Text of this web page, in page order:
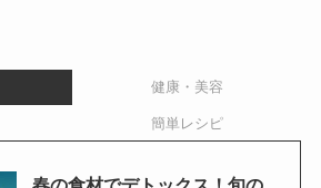
健康・美容
簡単レシピ